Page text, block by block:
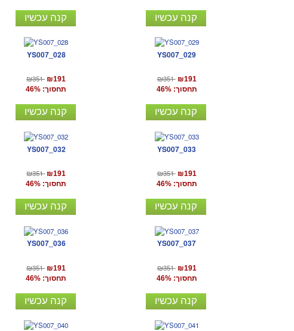
קנה עכשיו קנה עכשיו
YS007_028
₪351 ₪191
תחסוך: 46%
קנה עכשיו
YS007_029
₪351 ₪191
תחסוך: 46%
קנה עכשיו
YS007_032
₪351 ₪191
תחסוך: 46%
קנה עכשיו
YS007_033
₪351 ₪191
תחסוך: 46%
קנה עכשיו
YS007_036
₪351 ₪191
תחסוך: 46%
קנה עכשיו
YS007_037
₪351 ₪191
תחסוך: 46%
קנה עכשיו